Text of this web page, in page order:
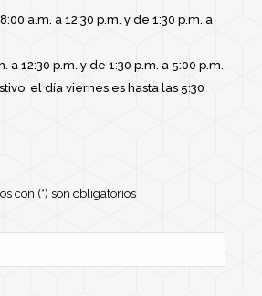
a.m. a 12:30 p.m. y de 1:30 p.m. a
a 12:30 p.m. y de 1:30 p.m. a 5:00 p.m.
el día viernes es hasta las 5:30
con (*) son obligatorios